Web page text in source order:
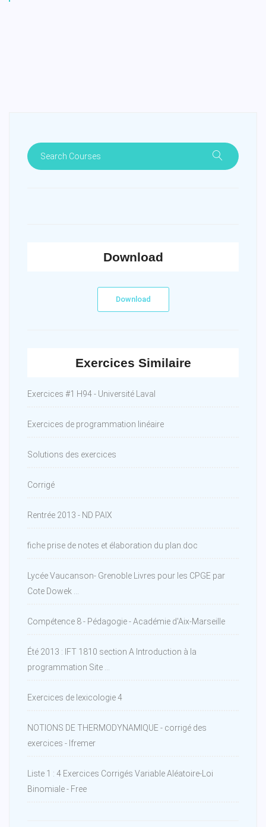
Download
Download
Exercices Similaire
Exercices #1 H94 - Université Laval
Exercices de programmation linéaire
Solutions des exercices
Corrigé
Rentrée 2013 - ND PAIX
fiche prise de notes et élaboration du plan.doc
Lycée Vaucanson- Grenoble Livres pour les CPGE par
Cote Dowek ...
Compétence 8 - Pédagogie - Académie d'Aix-Marseille
Été 2013 : IFT 1810 section A Introduction à la
programmation Site ...
Exercices de lexicologie 4
NOTIONS DE THERMODYNAMIQUE - corrigé des
exercices - Ifremer
Liste 1 : 4 Exercices Corrigés Variable Aléatoire-Loi
Binomiale - Free